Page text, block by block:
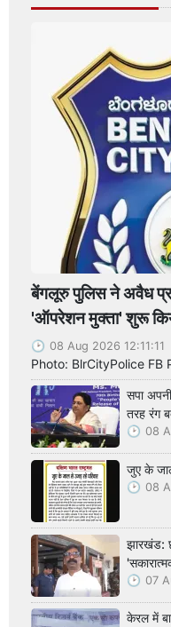
बेंगलूरु पुलिस ने अवैध
'ऑपरेशन मुक्ता' शुरू
08 Aug 2026 12:11:11
Photo: BlrCityPolice FB
सपा
तरह रंग
08
जुए के
08
झारखंड:
07
केरल में